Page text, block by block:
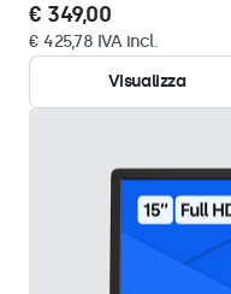
€ 349,00
€ 425,78 IVA incl.
Visualizza